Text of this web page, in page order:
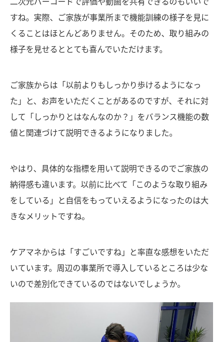
二次元バーコードで評価や動画を共有できるのもいいで
すね。実際、ご家族が事業所まで機能訓練の様子を見に
くることはほとんどありません。そのため、取り組みの
様子を見せるととても喜んでいただけます。
ご家族からは「以前よりもしっかり歩けるようになっ
た」と、お声をいただくことがあるのですが、それに対
して「しっかりとはなんなのか？」をバランス機能の数
値と関連づけて説明できるようになりました。
やはり、具体的な指標を用いて説明できるのでご家族の
納得感も違います。以前に比べて「このような取り組み
をしている」と自信をもっていえるようになったのは大
きなメリットですね。
ケアマネからは「すごいですね」と率直な感想をいただ
いています。周辺の事業所で導入しているところは少な
いので差別化できているのではないでしょうか。